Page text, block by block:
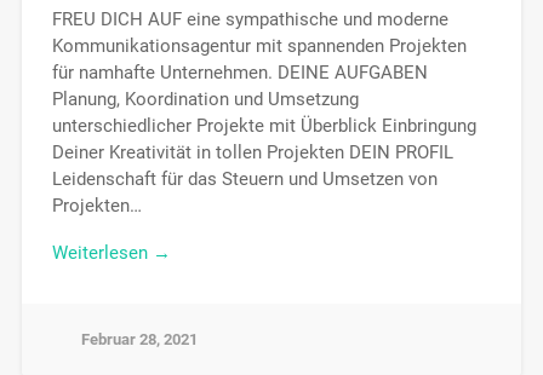
FREU DICH AUF eine sympathische und moderne
Kommunikationsagentur mit spannenden Projekten
für namhafte Unternehmen. DEINE AUFGABEN
Planung, Koordination und Umsetzung
unterschiedlicher Projekte mit Überblick Einbringung
Deiner Kreativität in tollen Projekten DEIN PROFIL
Leidenschaft für das Steuern und Umsetzen von
Projekten…
Weiterlesen →
Februar 28, 2021